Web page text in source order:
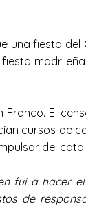
una fiesta
El
cursos de
del
fui a hacer
de